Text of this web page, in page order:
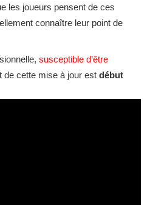
les joueurs pensent de ces
connaître leur point de
susceptible d’être
de cette mise à jour est début